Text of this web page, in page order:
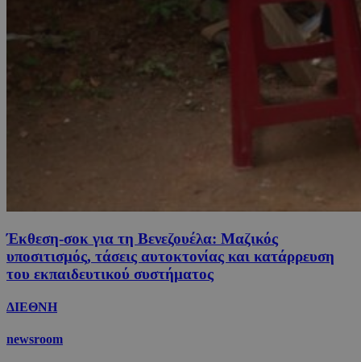
Έκθεση-σοκ για τη Βενεζουέλα: Μαζικός
υποσιτισμός, τάσεις αυτοκτονίας και κατάρρευση
του εκπαιδευτικού συστήματος
ΔΙΕΘΝΗ
newsroom